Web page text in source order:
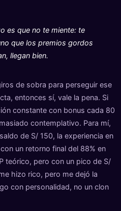
es que no te miente: te
que los premios gordos
llegan bien.
de sobra para perseguir ese
entonces sí, vale la pena. Si
constante con bonus cada 80
contemplativo. Para mí,
de S/ 150, la experiencia en
un retorno final del 88% en
teórico, pero con un pico de S/
hizo rico, pero me dejó la
con personalidad, no un clon